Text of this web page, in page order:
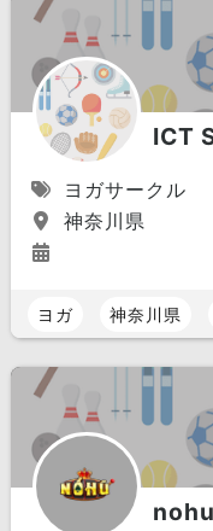
ICT
ヨガサークル
神奈川県
ヨガ 神奈川県